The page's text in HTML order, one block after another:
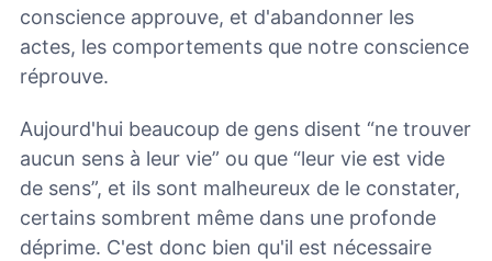
conscience approuve, et d'abandonner les
actes, les comportements que notre conscience
réprouve.
Aujourd'hui beaucoup de gens disent “ne trouver
aucun sens à leur vie” ou que “leur vie est vide
de sens”, et ils sont malheureux de le constater,
certains sombrent même dans une profonde
déprime. C'est donc bien qu'il est nécessaire